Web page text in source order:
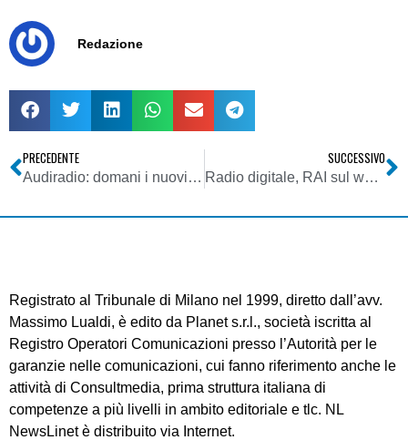
Redazione
PRECEDENTE
Audiradio: domani i nuovi dati. Con (pare) grosse sorprese
SUCCESSIVO
Radio digitale, RAI sul web: il servizio pubblico in ritardo rispetto a Francia e Inghilterra
Registrato al Tribunale di Milano nel 1999, diretto dall’avv.
Massimo Lualdi, è edito da Planet s.r.l., società iscritta al
Registro Operatori Comunicazioni presso l’Autorità per le
garanzie nelle comunicazioni, cui fanno riferimento anche le
attività di Consultmedia, prima struttura italiana di
competenze a più livelli in ambito editoriale e tlc. NL
NewsLinet è distribuito via Internet.